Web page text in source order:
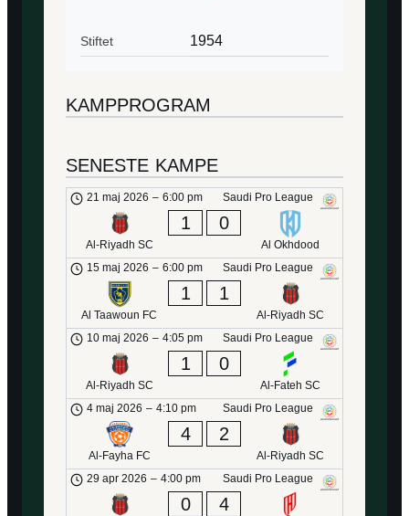
Stiftet 1954
KAMPPROGRAM
SENESTE KAMPE
Saudi Pro League
21 maj 2026 – 6:00 pm
Al-Riyadh SC
1 0
Al Okhdood
Saudi Pro League
15 maj 2026 – 6:00 pm
Al Taawoun FC
1 1
Al-Riyadh SC
Saudi Pro League
10 maj 2026 – 4:05 pm
Al-Riyadh SC
1 0
Al-Fateh SC
Saudi Pro League
4 maj 2026 – 4:10 pm
Al-Fayha FC
4 2
Al-Riyadh SC
Saudi Pro League
29 apr 2026 – 4:00 pm
0 4